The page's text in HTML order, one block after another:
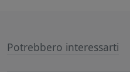
Potrebbero interessarti